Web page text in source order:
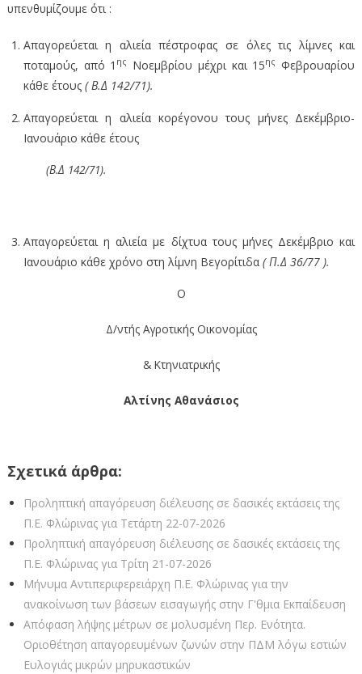
υπενθυμίζουμε ότι :
Απαγορεύεται η αλιεία πέστροφας σε όλες τις λίμνες και
ποταμούς, από 1 ης Νοεμβρίου μέχρι και 15ης Φεβρουαρίου
κάθε έτους ( Β.Δ 142/71).
Απαγορεύεται η αλιεία κορέγονου τους μήνες Δεκέμβριο-
Ιανουάριο κάθε έτους
(Β.Δ 142/71).
Απαγορεύεται η αλιεία με δίχτυα τους μήνες Δεκέμβριο και
Ιανουάριο κάθε χρόνο στη λίμνη Βεγορίτιδα ( Π.Δ 36/77 ).
Ο
Δ/ντής Αγροτικής Οικονομίας
& Κτηνιατρικής
Αλτίνης Αθανάσιος
Σχετικά άρθρα:
Προληπτική απαγόρευση διέλευσης σε δασικές εκτάσεις της
Π.Ε. Φλώρινας για Τετάρτη 22-07-2026
Προληπτική απαγόρευση διέλευσης σε δασικές εκτάσεις της
Π.Ε. Φλώρινας για Τρίτη 21-07-2026
Μήνυμα Αντιπεριφερειάρχη Π.Ε. Φλώρινας για την
ανακοίνωση των βάσεων εισαγωγής στην Γ'θμια Εκπαίδευση
Απόφαση λήψης μέτρων σε μολυσμένη Περ. Ενότητα.
Οριοθέτηση απαγορευμένων ζωνών στην ΠΔΜ λόγω εστιών
Ευλογιάς μικρών μηρυκαστικών